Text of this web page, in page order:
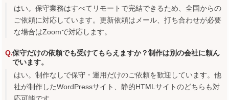
はい。保守業務はすべてリモートで完結できるため、全国からの
ご依頼に対応しています。更新依頼はメール、打ち合わせが必要
な場合はZoomで対応します。
保守だけの依頼でも受けてもらえますか？制作は別の会社に頼ん
でいます。
はい。制作なしで保守・運用だけのご依頼を歓迎しています。他
社が制作したWordPressサイト、静的HTMLサイトのどちらも対